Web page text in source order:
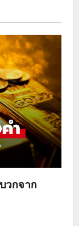
วกจาก